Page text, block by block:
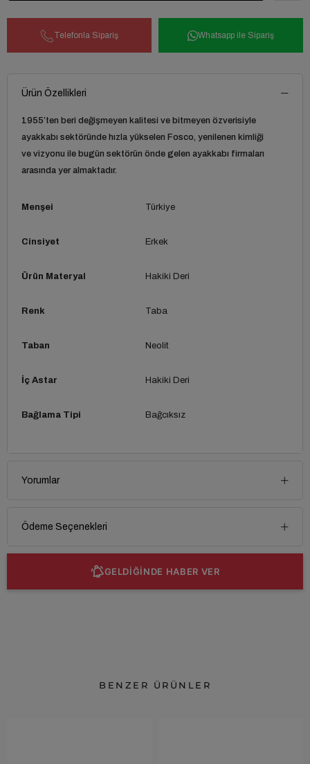
Telefonla Sipariş Whatsapp ile Sipariş
Ürün Özellikleri
1955’ten beri değişmeyen kalitesi ve bitmeyen özverisiyle
ayakkabı sektöründe hızla yükselen Fosco, yenilenen kimliği
ve vizyonu ile bugün sektörün önde gelen ayakkabı firmaları
arasında yer almaktadır.
Menşei Türkiye
Cinsiyet Erkek
Ürün Materyal Hakiki Deri
Renk Taba
Taban Neolit
İç Astar Hakiki Deri
Bağlama Tipi Bağcıksız
Yorumlar
Ödeme Seçenekleri
GELDİĞİNDE HABER VER
BENZER ÜRÜNLER